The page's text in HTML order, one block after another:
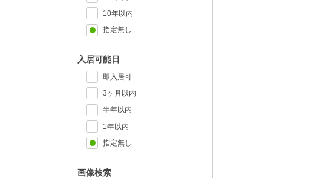
10年以内
指定無し
入居可能日
即入居可
3ヶ月以内
半年以内
1年以内
指定無し
画像検索